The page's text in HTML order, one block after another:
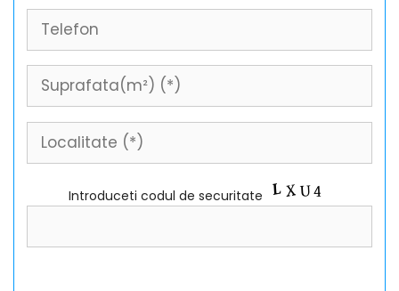
Introduceti codul de securitate